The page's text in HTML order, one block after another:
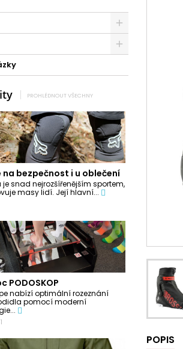
PROHLÉDNOUT VŠECHNY
na bezpečnost i u oblečení
je snad nejrozšířenějším sportem,
masy lidí. Její hlavní...
PODOSKOP
nabízí optimální rozeznání
pomocí moderní
POPIS